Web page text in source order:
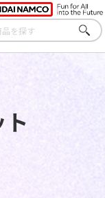
さが
す
ト